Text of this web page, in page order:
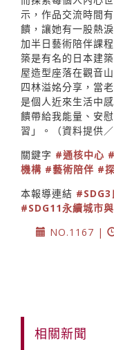
示，作品交流時間
饋，讓她有一股熱
加半日藝術陪伴課
築是有名的日本建
屋造型座落在觀音
四林溢姳分享，當
是個人近來生活中
饋帶給我能量、安
習」。（資料提供
關鍵字 #通核中心
機構 #藝術陪伴 #
本報導連結 #SDG3
#SDG11永續城市
NO.1167 |
相關新聞